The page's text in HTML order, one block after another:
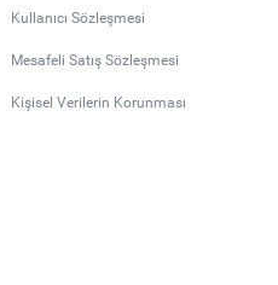
Kullanıcı Sözleşmesi
Mesafeli Satış Sözleşmesi
Kişisel Verilerin Korunması